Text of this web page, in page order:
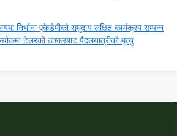
निर्भाना एकेडेमीको समुदाय लक्षित कार्यक्रम सम्पन्न
टेलरको ठक्करबाट पैदलयात्रीको मृत्यु